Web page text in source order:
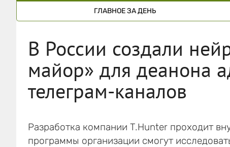
ГЛАВНОЕ ЗА ДЕНЬ
В России создали
майор» для деанона
телеграм-каналов
Разработка компании T.Hunter проходит
программы организации смогут